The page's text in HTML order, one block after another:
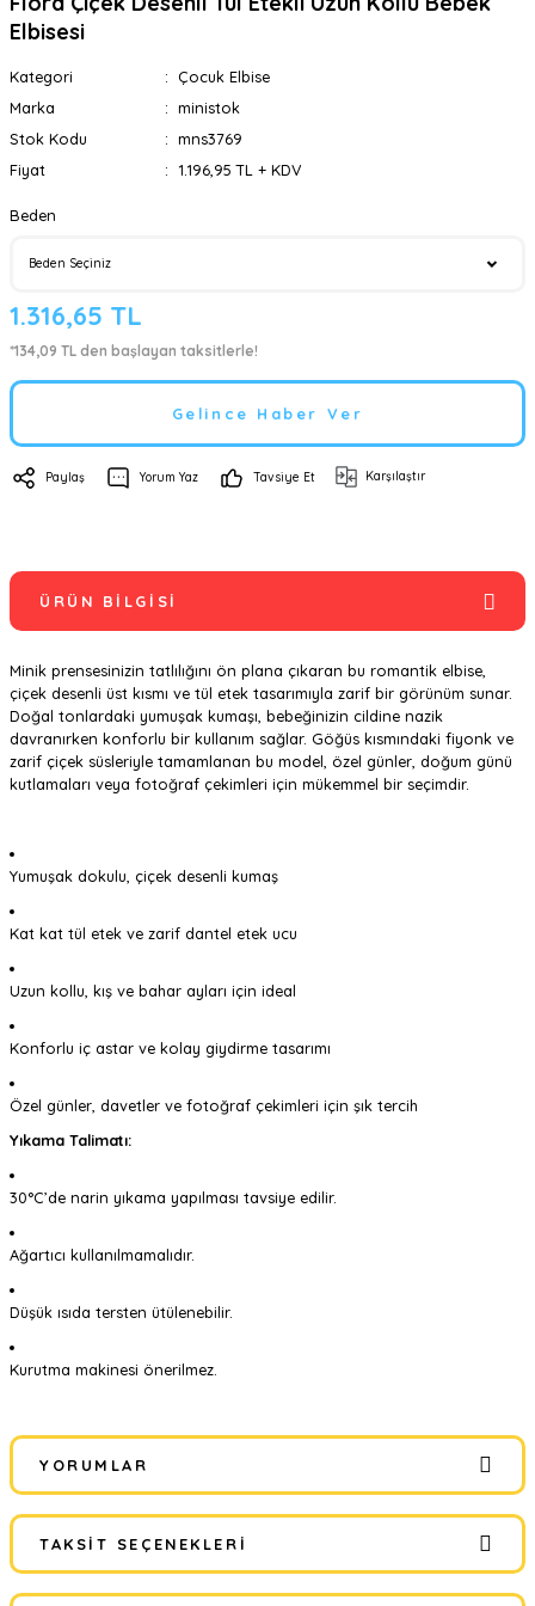
Elbisesi
Kategori
Çocuk Elbise
Marka
ministok
Stok Kodu
mns3769
Fiyat
1.196,95 TL + KDV
Beden
1.316,65 TL
*134,09 TL den başlayan taksitlerle!
Gelince Haber Ver
Paylaş Yorum Yaz Tavsiye Et Karşılaştır
ÜRÜN BILGISI
Minik prensesinizin tatlılığını ön plana çıkaran bu romantik elbise,
çiçek desenli üst kısmı ve tül etek tasarımıyla zarif bir görünüm sunar.
Doğal tonlardaki yumuşak kumaşı, bebeğinizin cildine nazik
davranırken konforlu bir kullanım sağlar. Göğüs kısmındaki fiyonk ve
zarif çiçek süsleriyle tamamlanan bu model, özel günler, doğum günü
kutlamaları veya fotoğraf çekimleri için mükemmel bir seçimdir.
Yumuşak dokulu, çiçek desenli kumaş
Kat kat tül etek ve zarif dantel etek ucu
Uzun kollu, kış ve bahar ayları için ideal
Konforlu iç astar ve kolay giydirme tasarımı
Özel günler, davetler ve fotoğraf çekimleri için şık tercih
Yıkama Talimatı:
30°C’de narin yıkama yapılması tavsiye edilir.
Ağartıcı kullanılmamalıdır.
Düşük ısıda tersten ütülenebilir.
Kurutma makinesi önerilmez.
YORUMLAR
Bu ürüne ilk yorumu siz yapın!
TAKSIT SEÇENEKLERI